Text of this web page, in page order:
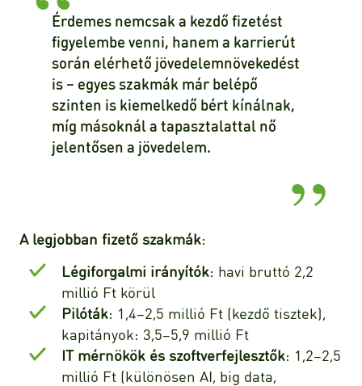
Érdemes nemcsak a kezdő fizetést
figyelembe venni, hanem a karrierút
során elérhető jövedelemnövekedést
is – egyes szakmák már belépő
szinten is kiemelkedő bért kínálnak,
míg másoknál a tapasztalattal nő
jelentősen a jövedelem.
A legjobban fizető szakmák:
Légiforgalmi irányítók: havi bruttó 2,2
millió Ft körül
Pilóták: 1,4–2,5 millió Ft (kezdő tisztek),
kapitányok: 3,5–5,9 millió Ft
IT mérnökök és szoftverfejlesztők: 1,2–2,5
millió Ft (különösen AI, big data,